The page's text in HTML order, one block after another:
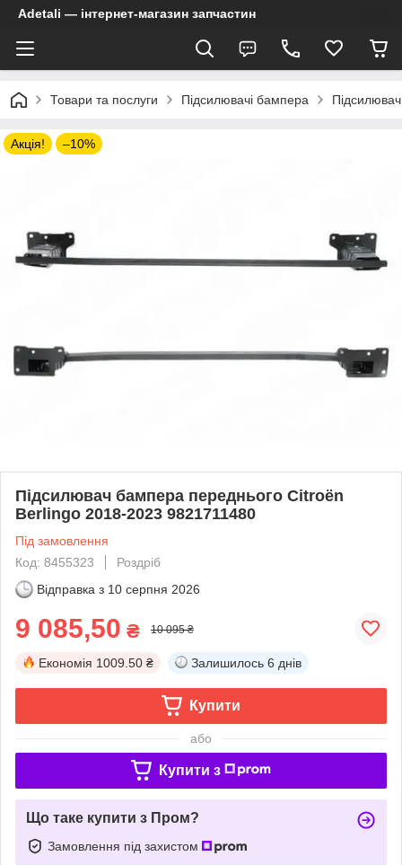
Adetali — інтернет-магазин запчастин
Товари та послуги Підсилювачі бампера
Акція! –10%
Підсилювач бампера переднього Citroën
Berlingo 2018-2023 9821711480
Під замовлення
Код: 8455323
Роздріб
Відправка з 10 серпня 2026
9 085,50 ₴ 10 095 ₴
Економія 1009.50 ₴ Залишилось 6 днів
Купити
або
Купити з
Що таке купити з Пром?
Замовлення під захистом